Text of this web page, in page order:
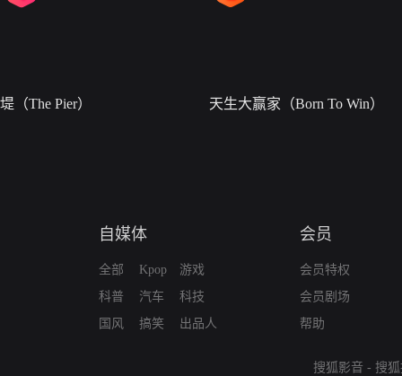
堤（The Pier） 天生大赢家（Born To Win）
自媒体
全部
科普
国风
Kpop
汽车
搞笑
游戏
科技
出品人
会员
会员特权
会员剧场
帮助
搜狐影音 - 搜